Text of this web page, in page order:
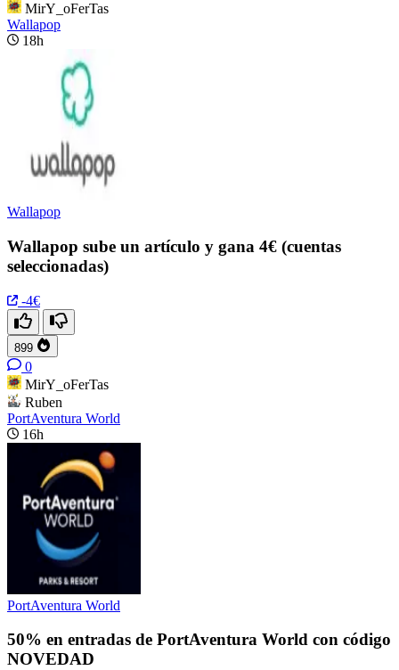
MirY_oFerTas
Wallapop
18h
Wallapop
Wallapop sube un artículo y gana 4€ (cuentas
seleccionadas)
-4€
899
0
MirY_oFerTas
Ruben
PortAventura World
16h
PortAventura World
50% en entradas de PortAventura World con código
NOVEDAD